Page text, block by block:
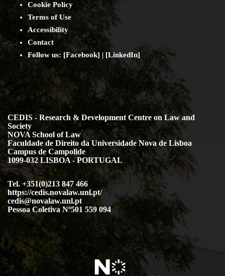
Cookie Policy
Terms of Use
Accessibility
Contact
Follow us: [Facebook] | [LinkedIn]
CEDIS - Research & Development Centre on Law and
Society
NOVA School of Law
Faculdade de Direito da Universidade Nova de Lisboa
Campus de Campolide
1099-032 LISBOA - PORTUGAL
Tel. +351(0)213 847 466
https://cedis.novalaw.unl.pt/
cedis@novalaw.unl.pt
Pessoa Coletiva Nº501 559 094